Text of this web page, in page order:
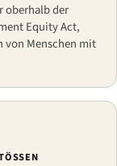
oberhalb der
Equity Act,
von Menschen mit